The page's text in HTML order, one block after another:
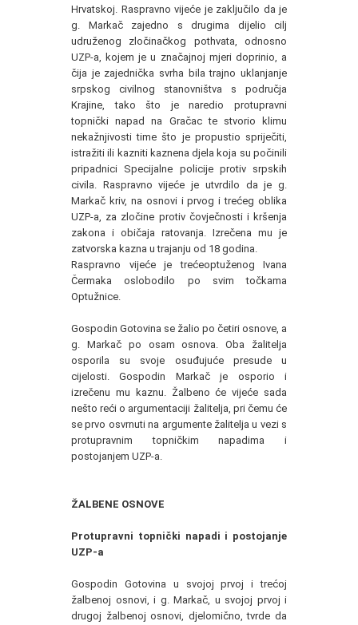
Hrvatskoj. Raspravno vijeće je zaključilo da je
g. Markač zajedno s drugima dijelio cilj
udruženog zločinačkog pothvata, odnosno
UZP-a, kojem je u značajnoj mjeri doprinio, a
čija je zajednička svrha bila trajno uklanjanje
srpskog civilnog stanovništva s područja
Krajine, tako što je naredio protupravni
topnički napad na Gračac te stvorio klimu
nekažnjivosti time što je propustio spriječiti,
istražiti ili kazniti kaznena djela koja su počinili
pripadnici Specijalne policije protiv srpskih
civila. Raspravno vijeće je utvrdilo da je g.
Markač kriv, na osnovi i prvog i trećeg oblika
UZP-a, za zločine protiv čovječnosti i kršenja
zakona i običaja ratovanja. Izrečena mu je
zatvorska kazna u trajanju od 18 godina.
Raspravno vijeće je trećeoptuženog Ivana
Čermaka oslobodilo po svim točkama
Optužnice.
Gospodin Gotovina se žalio po četiri osnove, a
g. Markač po osam osnova. Oba žalitelja
osporila su svoje osuđujuće presude u
cijelosti. Gospodin Markač je osporio i
izrečenu mu kaznu. Žalbeno će vijeće sada
nešto reći o argumentaciji žalitelja, pri čemu će
se prvo osvrnuti na argumente žalitelja u vezi s
protupravnim topničkim napadima i
postojanjem UZP-a.
ŽALBENE OSNOVE
Protupravni topnički napadi i postojanje
UZP-a
Gospodin Gotovina u svojoj prvoj i trećoj
žalbenoj osnovi, i g. Markač, u svojoj prvoj i
drugoj žalbenoj osnovi, djelomično, tvrde da